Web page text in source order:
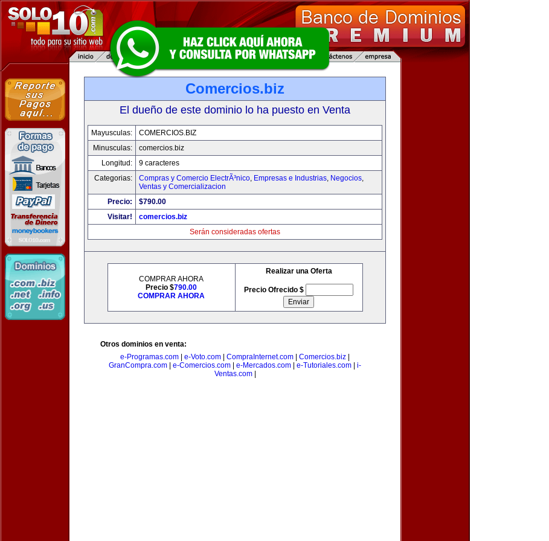
Comercios.biz
El dueño de este dominio lo ha puesto en Venta
Mayusculas:
COMERCIOS.BIZ
Minusculas:
comercios.biz
Longitud:
9 caracteres
Categorias:
Compras y Comercio ElectrÃ³nico, Empresas e Industrias, Negocios,
Ventas y Comercializacion
Precio:
$790.00
Visitar!
comercios.biz
Serán consideradas ofertas
COMPRAR AHORA
Precio $790.00
COMPRAR AHORA
Realizar una Oferta
Precio Ofrecido $
Otros dominios en venta:
e-Programas.com
e-Voto.com CompraInternet.com Comercios.biz
GranCompra.com
e-Comercios.com e-Mercados.com e-Tutoriales.com
i-
Ventas.com|